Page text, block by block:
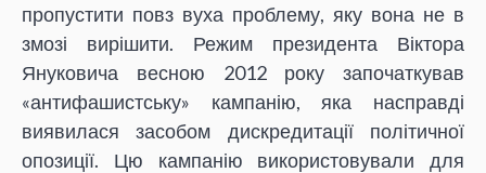
пропустити повз вуха проблему, яку вона не в
змозі вирішити. Режим президента Віктора
Януковича весною 2012 року започаткував
«антифашистську» кампанію, яка насправді
виявилася засобом дискредитації політичної
опозиції. Цю кампанію використовували для